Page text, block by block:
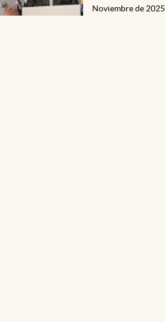
Noviembre de 2025